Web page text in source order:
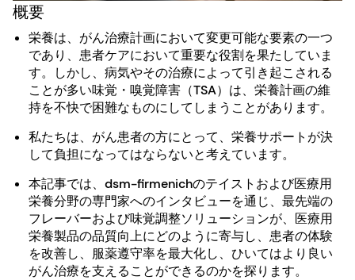
概要
栄養は、がん治療計画において変更可能な要素の一つ
であり、患者ケアにおいて重要な役割を果たしていま
す。しかし、病気やその治療によって引き起こされる
ことが多い味覚・嗅覚障害（TSA）は、栄養計画の維
持を不快で困難なものにしてしまうことがあります。
私たちは、がん患者の方にとって、栄養サポートが決
して負担になってはならないと考えています。
本記事では、dsm-firmenichのテイストおよび医療用
栄養分野の専門家へのインタビューを通じ、最先端の
フレーバーおよび味覚調整ソリューションが、医療用
栄養製品の品質向上にどのように寄与し、患者の体験
を改善し、服薬遵守率を最大化し、ひいてはより良い
がん治療を支えることができるのかを探ります。